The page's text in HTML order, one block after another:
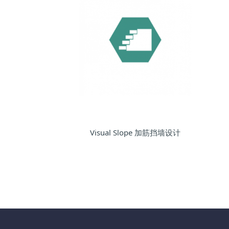
Visual Slope 加筋挡墙设计